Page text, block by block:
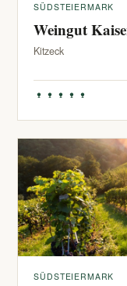
SÜDSTEIERMARK
Weingut
Kitzeck
SÜDSTEIERMARK